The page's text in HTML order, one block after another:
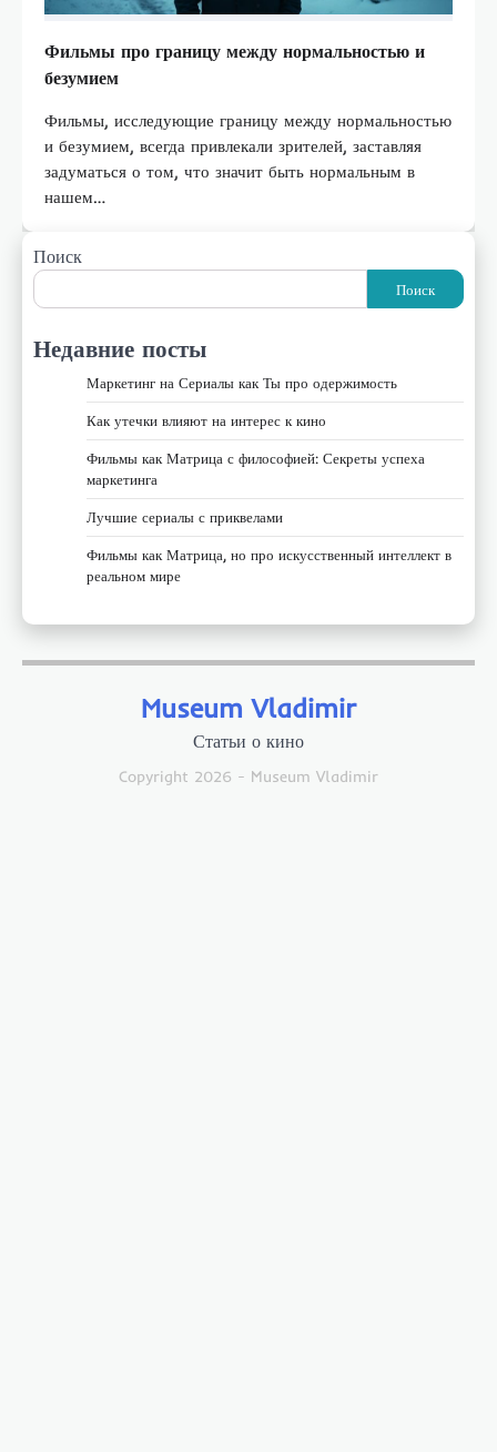
Фильмы про границу между нормальностью и
безумием
Фильмы, исследующие границу между нормальностью
и безумием, всегда привлекали зрителей, заставляя
задуматься о том, что значит быть нормальным в
нашем…
Поиск
Поиск
Недавние посты
Маркетинг на Сериалы как Ты про одержимость
Как утечки влияют на интерес к кино
Фильмы как Матрица с философией: Секреты успеха
маркетинга
Лучшие сериалы с приквелами
Фильмы как Матрица, но про искусственный интеллект в
реальном мире
Museum Vladimir
Статьи о кино
Copyright 2026 - Museum Vladimir